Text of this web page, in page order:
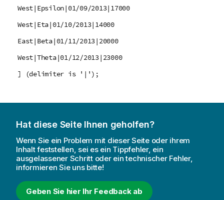
West|Epsilon|01/09/2013|17000
West|Eta|01/10/2013|14000
East|Beta|01/11/2013|20000
West|Theta|01/12/2013|23000
] (delimiter is '|');
Hat diese Seite Ihnen geholfen?
Wenn Sie ein Problem mit dieser Seite oder ihrem
Inhalt feststellen, sei es ein Tippfehler, ein
ausgelassener Schritt oder ein technischer Fehler,
informieren Sie uns bitte!
Geben Sie hier Ihr Feedback ab